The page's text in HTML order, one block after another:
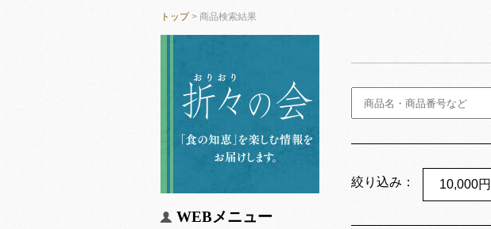
トップ> 商品検索結果
WEBメニュー
絞り込み： 10,000